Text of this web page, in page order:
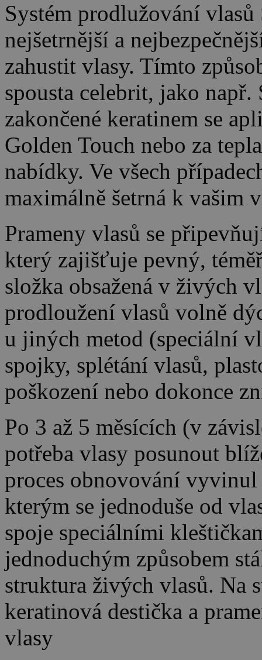
Systém prodlužování
nejšetrnější a
zahustit vlasy. Tímto
spousta celebrit, jako
zakončené keratinem se
Golden Touch nebo za
nabídky. Ve všech
maximálně šetrná k vašim
Prameny vlasů se
který zajišťuje pevný,
složka obsažená v živých
prodloužení vlasů volně
u jiných metod (speciální
spojky, splétání vlasů,
poškození nebo dokonce
Po 3 až 5 měsících (v
potřeba vlasy posunout
proces obnovování
kterým se jednoduše od
spoje speciálními
jednoduchým způsobem
struktura živých vlasů. Na
keratinová destička a
vlasy